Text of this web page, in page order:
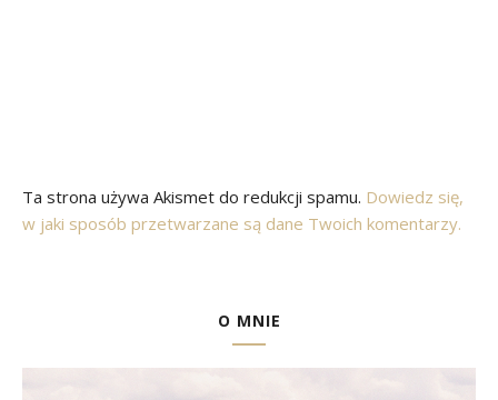
Ta strona używa Akismet do redukcji spamu. Dowiedz się,
w jaki sposób przetwarzane są dane Twoich komentarzy.
O MNIE